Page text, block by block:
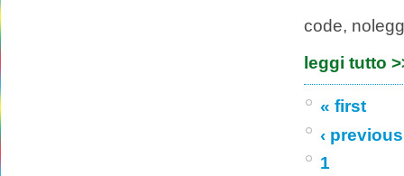
code,
leggi tutto
« first
‹ previous
1